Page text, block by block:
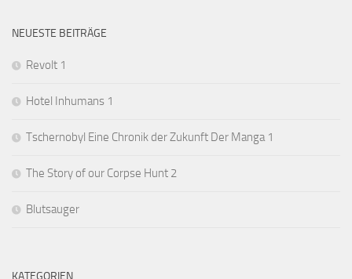
NEUESTE BEITRÄGE
Revolt 1
Hotel Inhumans 1
Tschernobyl Eine Chronik der Zukunft Der Manga 1
The Story of our Corpse Hunt 2
Blutsauger
KATEGORIEN